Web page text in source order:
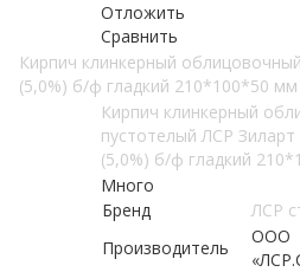
Отложить
Сравнить
Кирпич клинкерный
(5,0%) б/ф гладкий 210*100*50 мм
Кирпич клинкерный
пустотелый ЛСР Зиларт
(5,0%) б/ф гладкий
Много
Бренд
ЛСР
Производитель
ООО